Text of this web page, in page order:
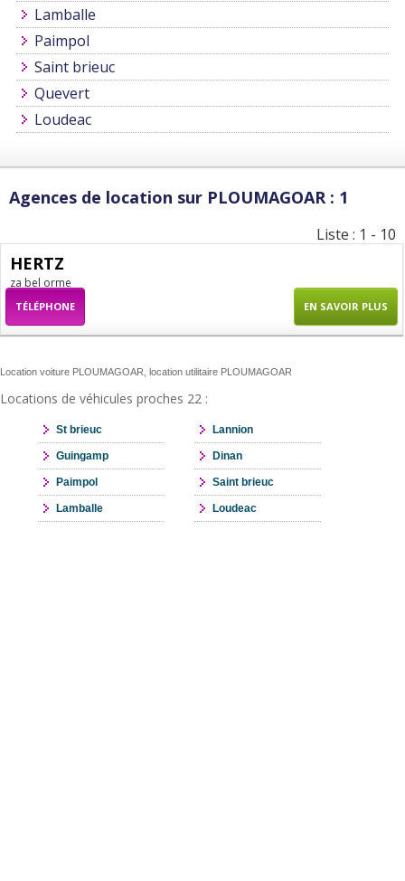
Lamballe
Paimpol
Saint brieuc
Quevert
Loudeac
Agences de location sur PLOUMAGOAR : 1
Liste : 1 - 10
HERTZ
za bel orme
TÉLÉPHONE EN SAVOIR PLUS
Location voiture PLOUMAGOAR, location utilitaire PLOUMAGOAR
Locations de véhicules proches 22 :
St brieuc Lannion
Guingamp Dinan
Paimpol Saint brieuc
Lamballe Loudeac